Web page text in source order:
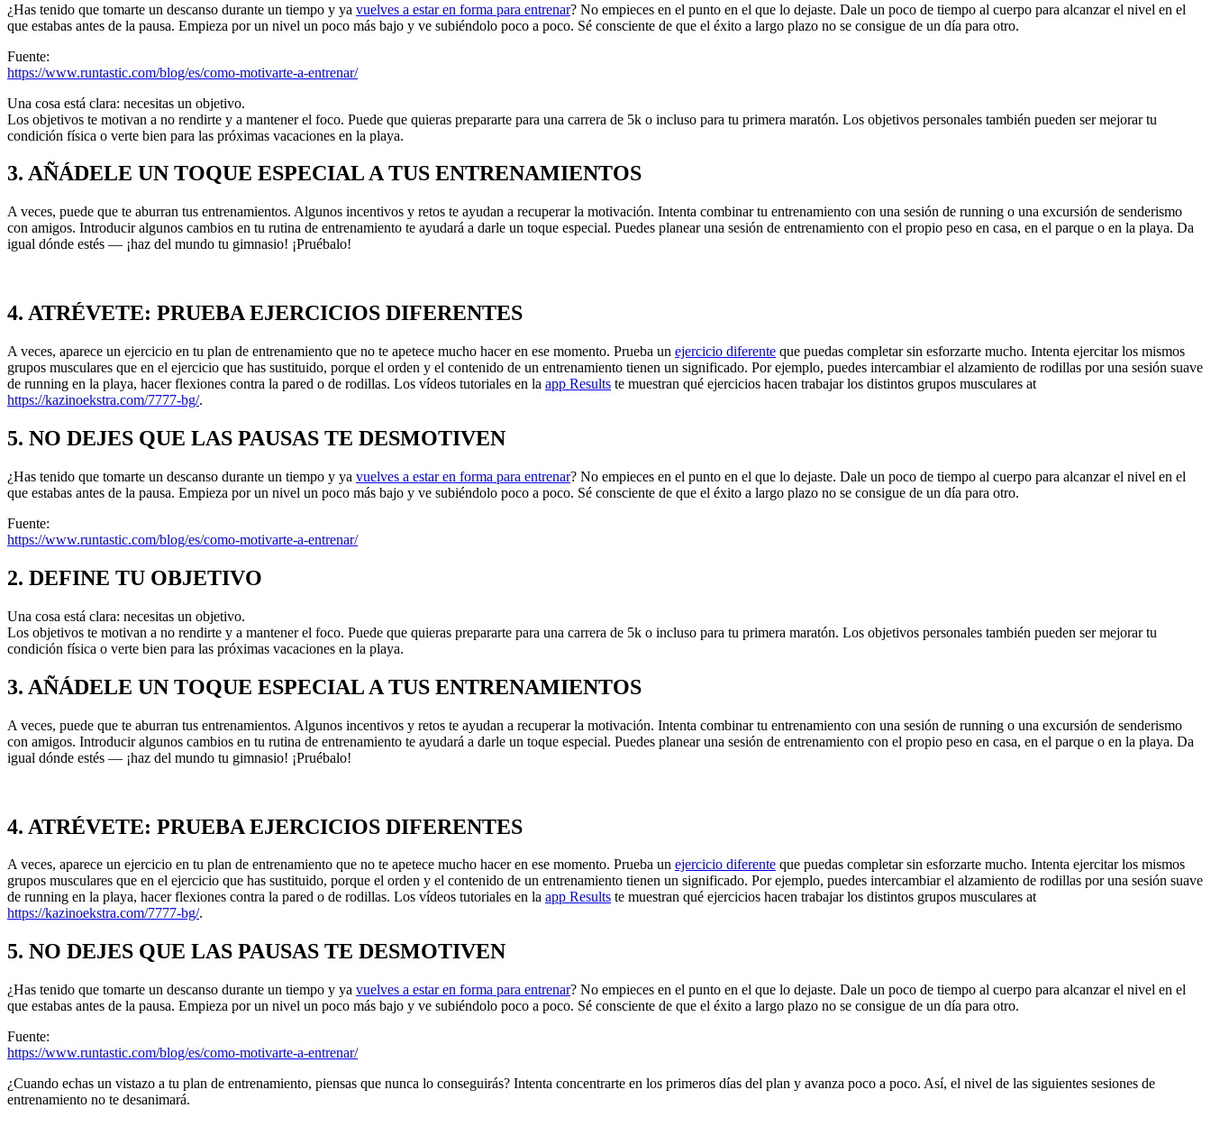
¿Has tenido que tomarte un descanso durante un tiempo y ya vuelves a estar en forma para entrenar? No empieces en el punto en el que lo dejaste. Dale un poco de tiempo al cuerpo para alcanzar el nivel en el
que estabas antes de la pausa. Empieza por un nivel un poco más bajo y ve subiéndolo poco a poco. Sé consciente de que el éxito a largo plazo no se consigue de un día para otro.
Fuente:
https://www.runtastic.com/blog/es/como-motivarte-a-entrenar/
Una cosa está clara: necesitas un objetivo.
Los objetivos te motivan a no rendirte y a mantener el foco. Puede que quieras prepararte para una carrera de 5k o incluso para tu primera maratón. Los objetivos personales también pueden ser mejorar tu
condición física o verte bien para las próximas vacaciones en la playa.
3. AÑÁDELE UN TOQUE ESPECIAL A TUS ENTRENAMIENTOS
A veces, puede que te aburran tus entrenamientos. Algunos incentivos y retos te ayudan a recuperar la motivación. Intenta combinar tu entrenamiento con una sesión de running o una excursión de senderismo
con amigos. Introducir algunos cambios en tu rutina de entrenamiento te ayudará a darle un toque especial. Puedes planear una sesión de entrenamiento con el propio peso en casa, en el parque o en la playa. Da
igual dónde estés — ¡haz del mundo tu gimnasio! ¡Pruébalo!
4. ATRÉVETE: PRUEBA EJERCICIOS DIFERENTES
A veces, aparece un ejercicio en tu plan de entrenamiento que no te apetece mucho hacer en ese momento. Prueba un ejercicio diferente que puedas completar sin esforzarte mucho. Intenta ejercitar los mismos
grupos musculares que en el ejercicio que has sustituido, porque el orden y el contenido de un entrenamiento tienen un significado. Por ejemplo, puedes intercambiar el alzamiento de rodillas por una sesión suave
de running en la playa, hacer flexiones contra la pared o de rodillas. Los vídeos tutoriales en la app Results te muestran qué ejercicios hacen trabajar los distintos grupos musculares at
https://kazinoekstra.com/7777-bg/.
5. NO DEJES QUE LAS PAUSAS TE DESMOTIVEN
¿Has tenido que tomarte un descanso durante un tiempo y ya vuelves a estar en forma para entrenar? No empieces en el punto en el que lo dejaste. Dale un poco de tiempo al cuerpo para alcanzar el nivel en el
que estabas antes de la pausa. Empieza por un nivel un poco más bajo y ve subiéndolo poco a poco. Sé consciente de que el éxito a largo plazo no se consigue de un día para otro.
Fuente:
https://www.runtastic.com/blog/es/como-motivarte-a-entrenar/
2. DEFINE TU OBJETIVO
Una cosa está clara: necesitas un objetivo.
Los objetivos te motivan a no rendirte y a mantener el foco. Puede que quieras prepararte para una carrera de 5k o incluso para tu primera maratón. Los objetivos personales también pueden ser mejorar tu
condición física o verte bien para las próximas vacaciones en la playa.
3. AÑÁDELE UN TOQUE ESPECIAL A TUS ENTRENAMIENTOS
A veces, puede que te aburran tus entrenamientos. Algunos incentivos y retos te ayudan a recuperar la motivación. Intenta combinar tu entrenamiento con una sesión de running o una excursión de senderismo
con amigos. Introducir algunos cambios en tu rutina de entrenamiento te ayudará a darle un toque especial. Puedes planear una sesión de entrenamiento con el propio peso en casa, en el parque o en la playa. Da
igual dónde estés — ¡haz del mundo tu gimnasio! ¡Pruébalo!
4. ATRÉVETE: PRUEBA EJERCICIOS DIFERENTES
A veces, aparece un ejercicio en tu plan de entrenamiento que no te apetece mucho hacer en ese momento. Prueba un ejercicio diferente que puedas completar sin esforzarte mucho. Intenta ejercitar los mismos
grupos musculares que en el ejercicio que has sustituido, porque el orden y el contenido de un entrenamiento tienen un significado. Por ejemplo, puedes intercambiar el alzamiento de rodillas por una sesión suave
de running en la playa, hacer flexiones contra la pared o de rodillas. Los vídeos tutoriales en la app Results te muestran qué ejercicios hacen trabajar los distintos grupos musculares at
https://kazinoekstra.com/7777-bg/.
5. NO DEJES QUE LAS PAUSAS TE DESMOTIVEN
¿Has tenido que tomarte un descanso durante un tiempo y ya vuelves a estar en forma para entrenar? No empieces en el punto en el que lo dejaste. Dale un poco de tiempo al cuerpo para alcanzar el nivel en el
que estabas antes de la pausa. Empieza por un nivel un poco más bajo y ve subiéndolo poco a poco. Sé consciente de que el éxito a largo plazo no se consigue de un día para otro.
Fuente:
https://www.runtastic.com/blog/es/como-motivarte-a-entrenar/
¿Cuando echas un vistazo a tu plan de entrenamiento, piensas que nunca lo conseguirás? Intenta concentrarte en los primeros días del plan y avanza poco a poco. Así, el nivel de las siguientes sesiones de
entrenamiento no te desanimará.